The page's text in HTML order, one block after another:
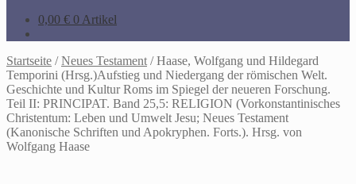
0,00 € 0 Artikel
Startseite /Neues Testament /Haase, Wolfgang und Hildegard
Temporini (Hrsg.)Aufstieg und Niedergang der römischen Welt.
Geschichte und Kultur Roms im Spiegel der neueren Forschung.
Teil II: PRINCIPAT. Band 25,5: RELIGION (Vorkonstantinisches
Christentum: Leben und Umwelt Jesu; Neues Testament
(Kanonische Schriften und Apokryphen. Forts.). Hrsg. von
Wolfgang Haase